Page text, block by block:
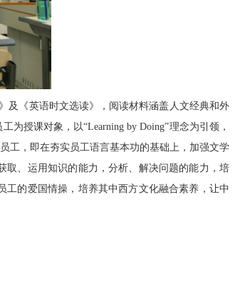
及《英语时文选读》，阅读材料涵盖人文经典和外
授课对象，以“Learning by Doing”理念为引领，
工，即在夯实员工语言基本功的基础上，加强文学
取、运用知识的能力，分析、解决问题的能力，培
的爱国情操，培养其中西方文化融合素养，让中